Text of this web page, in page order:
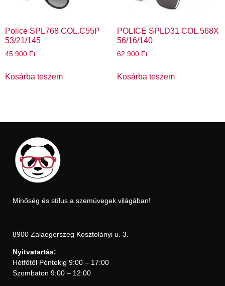
Police SPL768 COL.C55P
53/21/145
45 900 Ft
Kosárba teszem
POLICE SPLD31 COL.568X
56/16/140
62 900 Ft
Kosárba teszem
Minőség és stílus a szemüvegek világában!
8900 Zalaegerszeg Kosztolányi u. 3.
Nyitvatartás:
Hétfőtől Péntekig 9:00 – 17:00
Szombaton 9:00 – 12:00